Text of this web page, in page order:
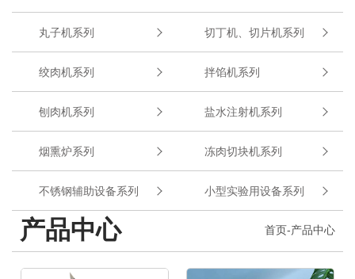
丸子机系列 切丁机、切片机系列
绞肉机系列 拌馅机系列
刨肉机系列 盐水注射机系列
烟熏炉系列 冻肉切块机系列
不锈钢辅助设备系列 小型实验用设备系列
产品中心 首页-产品中心